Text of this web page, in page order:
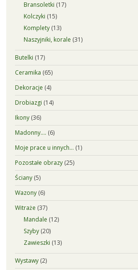
Bransoletki (17)
Kolczyki (15)
Komplety(13)
Naszyjniki, korale (31)
Butelki (17)
Ceramika (65)
Dekoracje (4)
Drobiazgi (14)
Ikony(36)
Madonny…. (6)
Moje prace u innych… (1)
Pozostałe obrazy(25)
Ściany(5)
Wazony(6)
Witraże (37)
Mandale (12)
Szyby(20)
Zawieszki (13)
Wystawy(2)